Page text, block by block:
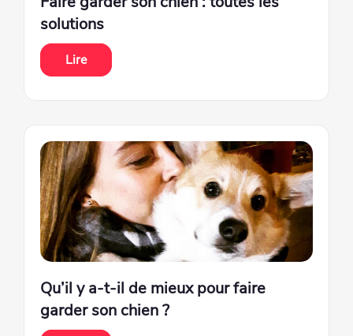
solutions
Lire
Qu’il y a-t-il de mieux pour faire
garder son chien ?